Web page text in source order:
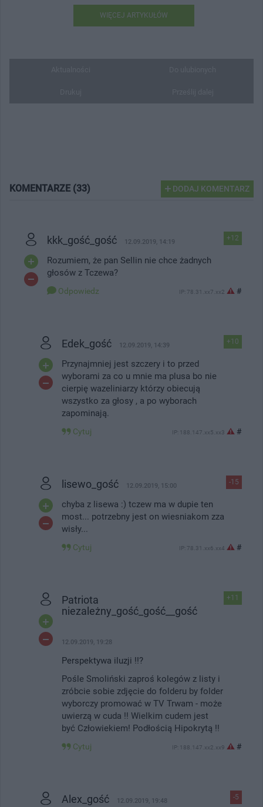
WIĘCEJ ARTYKUŁÓW
KOMENTARZE (33) DODAJ KOMENTARZ
+12
kkk_gość_gość 12.09.2019, 14:19
Rozumiem, że pan Sellin nie chce żadnych
głosów z Tczewa?
Odpowiedz IP: 78.31.xx7.xx2 #
+10
Edek_gość 12.09.2019, 14:39
Przynajmniej jest szczery i to przed
wyborami za co u mnie ma plusa bo nie
cierpię wazeliniarzy którzy obiecują
wszystko za głosy , a po wyborach
zapominają.
Cytuj IP: 188.147.xx5.xx3 #
-15
lisewo_gość 12.09.2019, 15:00
chyba z lisewa :) tczew ma w dupie ten
most... potrzebny jest on wiesniakom zza
wisły...
Cytuj IP: 78.31.xx6.xx4 #
+11
Patriota
niezależny_gość_gość__gość
12.09.2019, 19:28
Perspektywa iluzji !!?
Pośle Smoliński zaproś kolegów z listy i
zróbcie sobie zdjęcie do folderu by folder
wyborczy promować w TV Trwam - może
uwierzą w cuda !! Wielkim cudem jest
być Człowiekiem! Podłością Hipokrytą !!
Cytuj IP: 188.147.xx2.xx9 #
-5
Alex_gość 12.09.2019, 19:48